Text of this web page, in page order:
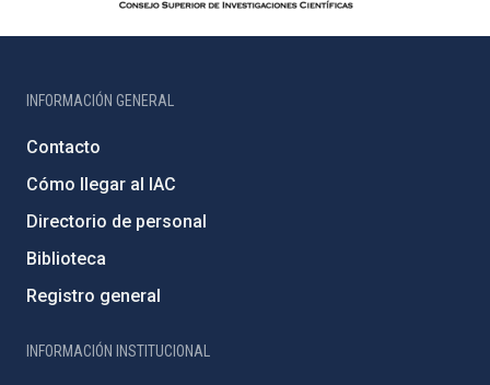
INFORMACIÓN GENERAL
Contacto
Cómo llegar al IAC
Directorio de personal
Biblioteca
Registro general
INFORMACIÓN INSTITUCIONAL